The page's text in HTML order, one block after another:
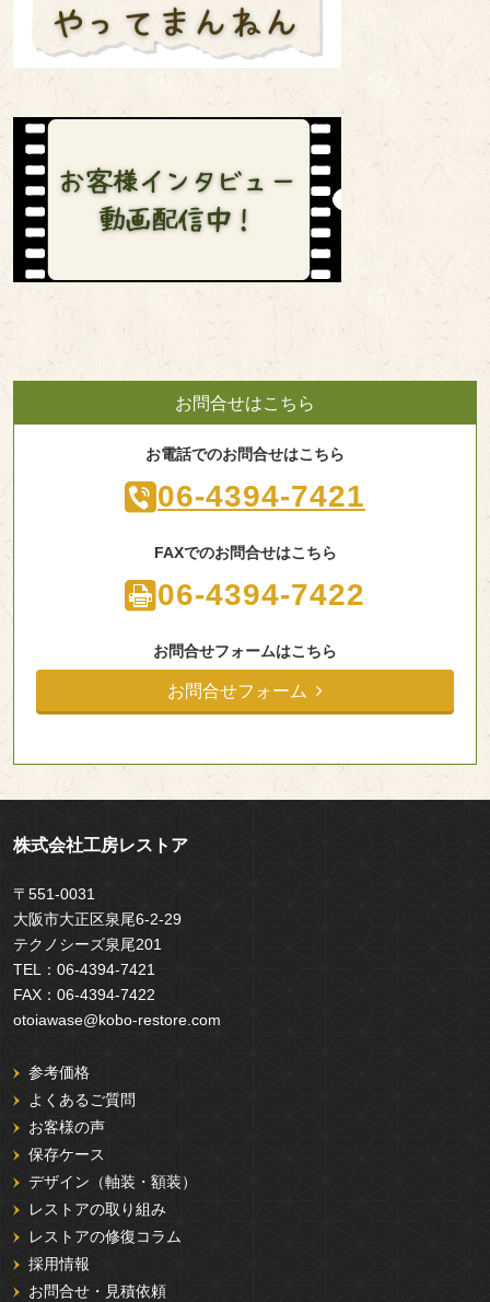
お問合せはこちら
お電話でのお問合せはこちら
06-4394-7421
FAXでのお問合せはこちら
06-4394-7422
お問合せフォームはこちら
お問合せフォーム
株式会社工房レストア
〒551-0031
大阪市大正区泉尾6-2-29
テクノシーズ泉尾201
TEL： 06-4394-7421
FAX： 06-4394-7422
otoiawase@kobo-restore.com
参考価格
よくあるご質問
お客様の声
保存ケース
デザイン（軸装・額装）
レストアの取り組み
レストアの修復コラム
採用情報
お問合せ・見積依頼